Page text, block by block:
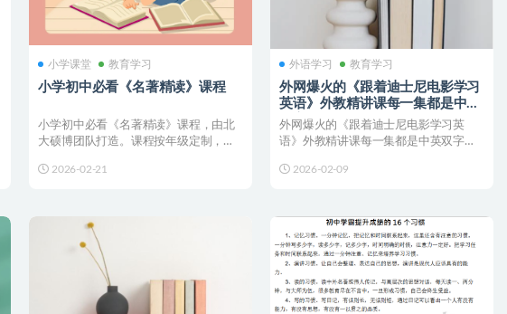
小学课堂 教育学习
小学初中必看《名著精读》课程
小学初中必看《名著精读》课程，由北
大硕博团队打造。课程按年级定制，涵
2026-02-21
外语学习 教育学习
外网爆火的《跟着迪士尼电影学习
英语》外教精讲课每一集都是中英
双字幕
外网爆火的《跟着迪士尼电影学习英
语》外教精讲课每一集都是中英双字幕
2026-02-09